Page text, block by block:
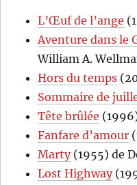
L’Œuf de l’ange
Aventure dans le
William A.
Hors du temps
Sommaire de
Tête brûlée
Fanfare d’amour
Marty(1955) de
Lost Highway